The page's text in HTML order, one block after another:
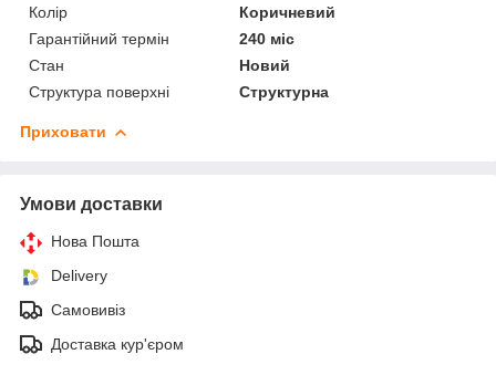
Колір
Коричневий
Гарантійний термін
240 міс
Стан
Новий
Структура поверхні
Структурна
Приховати
Умови доставки
Нова Пошта
Delivery
Самовивіз
Доставка кур'єром